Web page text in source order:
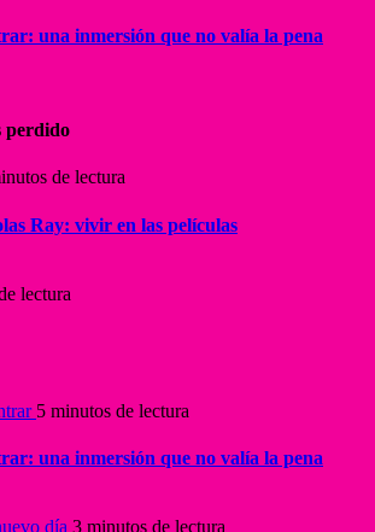
una inmersión que no valía la pena
perdido
de lectura
Ray: vivir en las películas
lectura
5 minutos de lectura
una inmersión que no valía la pena
3 minutos de lectura